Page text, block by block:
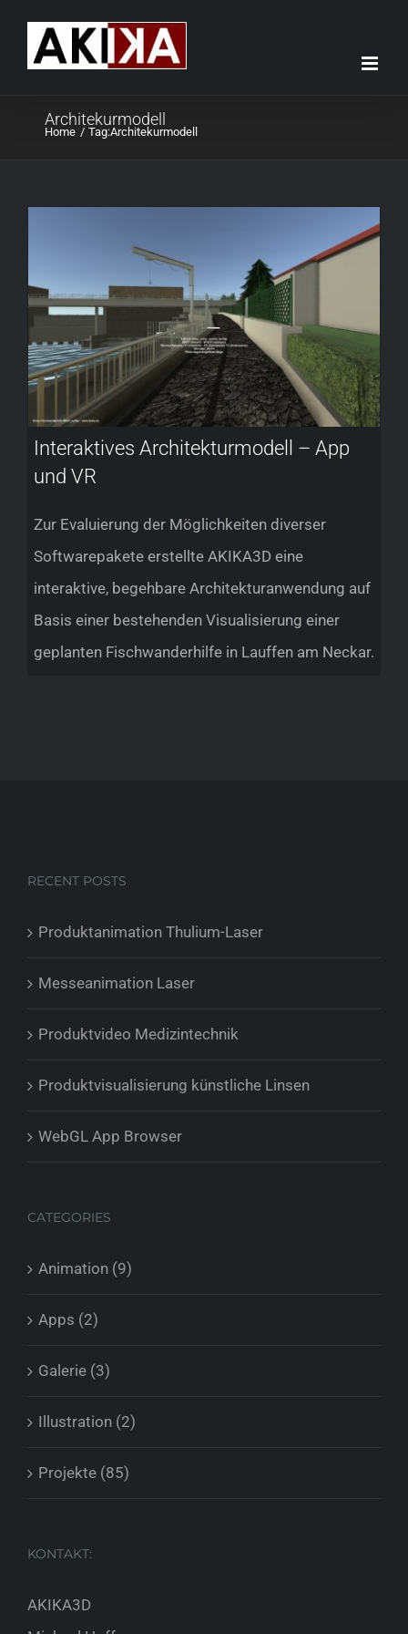
Architekurmodell
Home Tag:Architekurmodell
Interaktives Architekturmodell – App
und VR
Zur Evaluierung der Möglichkeiten diverser
Softwarepakete erstellte AKIKA3D eine
interaktive, begehbare Architekturanwendung auf
Basis einer bestehenden Visualisierung einer
geplanten Fischwanderhilfe in Lauffen am Neckar.
RECENT POSTS
Produktanimation Thulium-Laser
Messeanimation Laser
Produktvideo Medizintechnik
Produktvisualisierung künstliche Linsen
WebGL App Browser
CATEGORIES
Animation (9)
Apps (2)
Galerie (3)
Illustration (2)
Projekte (85)
KONTAKT:
AKIKA3D